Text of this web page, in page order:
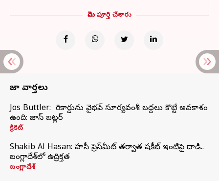
మీరు పూర్తి చేశారు
తాజా వార్తలు
Jos Buttler: నా రికార్డును వైభవ్ సూర్యవంశీ బద్దలు కొట్టే అవకాశం
ఉంది: జాస్ బట్లర్
క్రికెట్
Shakib Al Hasan: హసీనా ప్రెస్‌మీట్‌ తర్వాత షకీబ్‌ ఇంటిపై దాడి..
బంగ్లాదేశ్‌లో ఉద్రిక్తత
బంగ్లాదేశ్